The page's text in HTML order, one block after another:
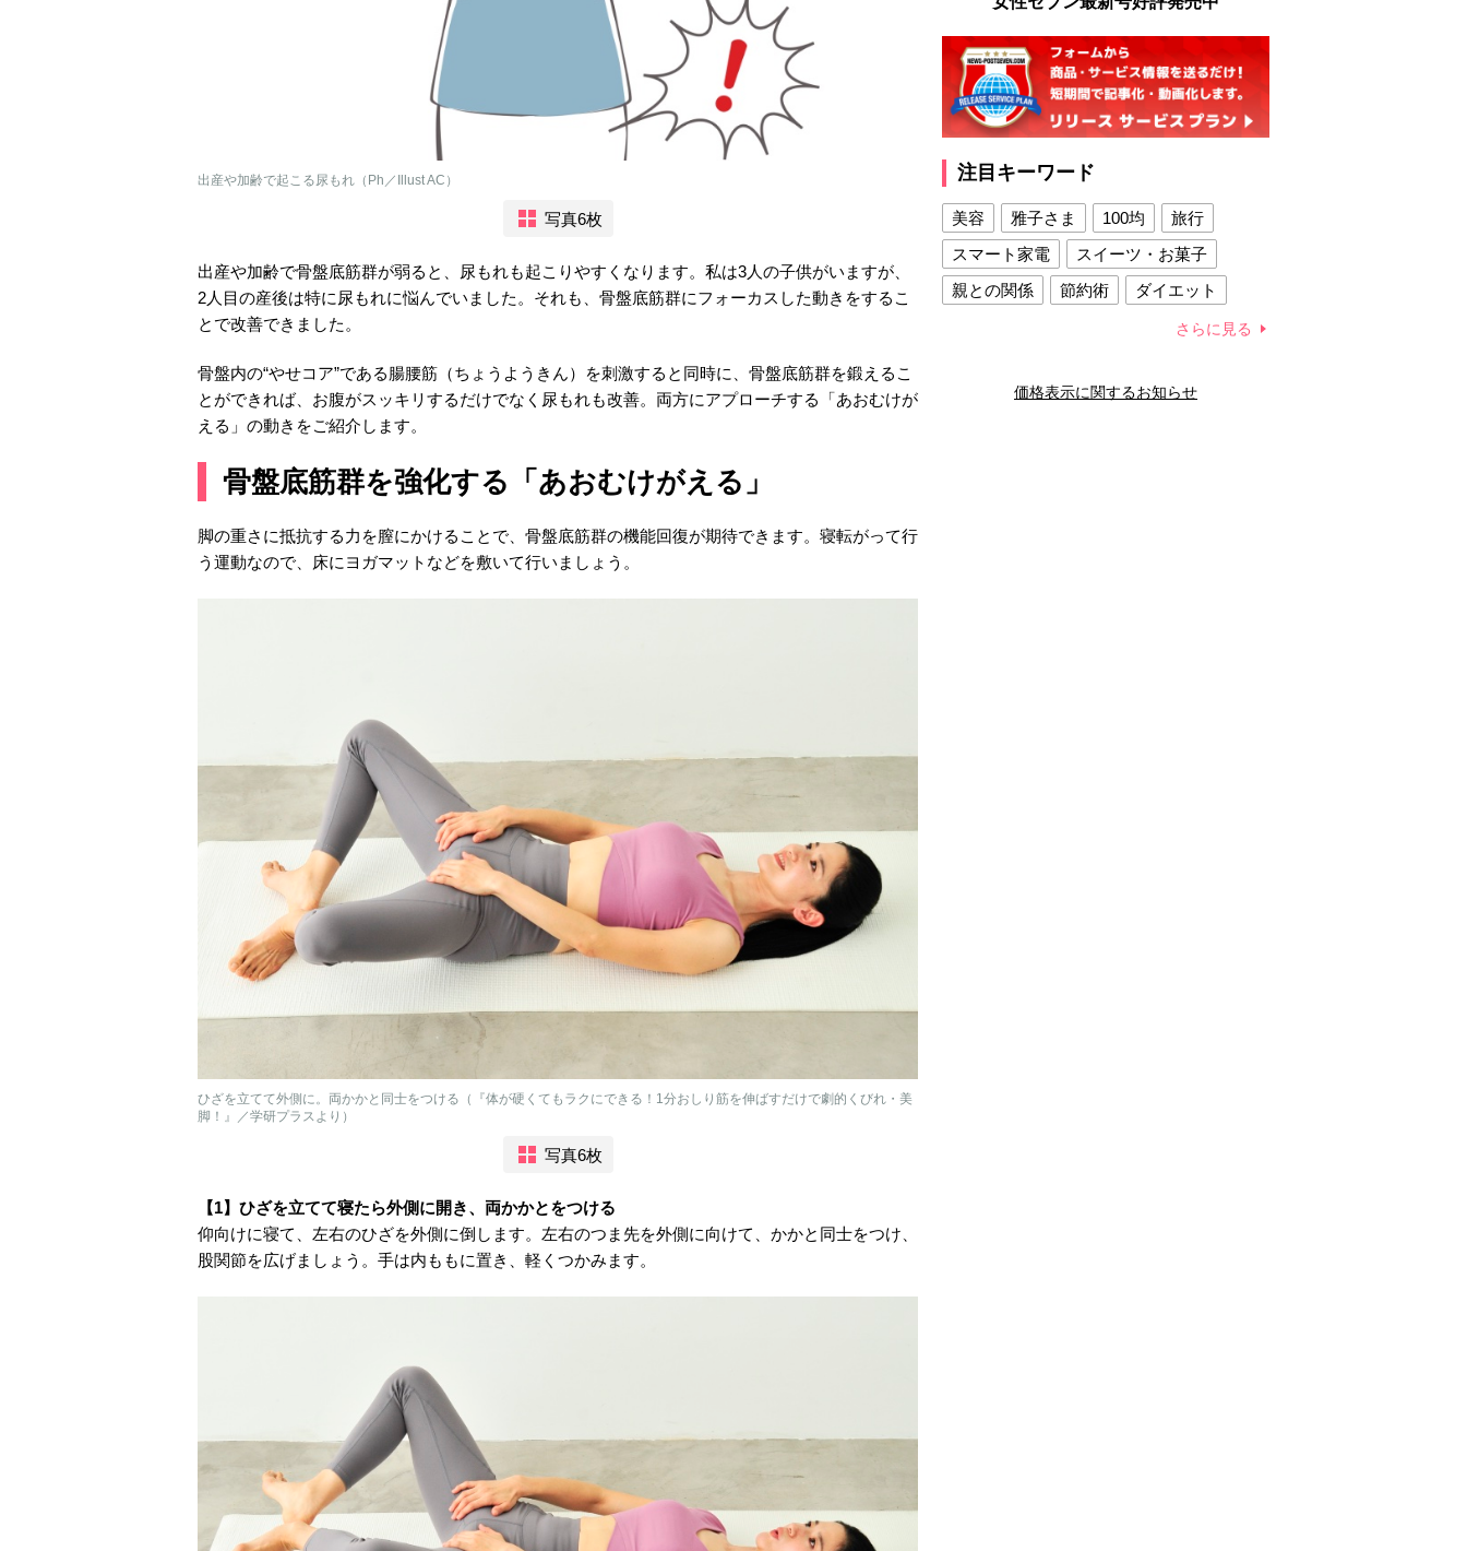
出産や加齢で起こる尿もれ（Ph／Illust AC）
写真6枚
出産や加齢で骨盤底筋群が弱ると、尿もれも起こりやすくなります。私は3人の子供がいますが、
2人目の産後は特に尿もれに悩んでいました。それも、骨盤底筋群にフォーカスした動きをするこ
とで改善できました。
骨盤内の“やせコア”である腸腰筋（ちょうようきん）を刺激すると同時に、骨盤底筋群を鍛えるこ
とができれば、お腹がスッキリするだけでなく尿もれも改善。両方にアプローチする「あおむけが
える」の動きをご紹介します。
骨盤底筋群を強化する「あおむけがえる」
脚の重さに抵抗する力を膣にかけることで、骨盤底筋群の機能回復が期待できます。寝転がって行
う運動なので、床にヨガマットなどを敷いて行いましょう。
ひざを立てて外側に。両かかと同士をつける（『体が硬くてもラクにできる！1分おしり筋を伸ばすだけで劇的くびれ・美
脚！』／学研プラスより）
写真6枚
【1】ひざを立てて寝たら外側に開き、両かかとをつける
仰向けに寝て、左右のひざを外側に倒します。左右のつま先を外側に向けて、かかと同士をつけ、
股関節を広げましょう。手は内ももに置き、軽くつかみます。
注目キーワード
美容 雅子さま 100均
旅行
スマート家電
スイーツ・お菓子
親との関係
節約術
ダイエット
夫との関係
新津春子 どか食い
さらに見る
価格表示に関するお知らせ